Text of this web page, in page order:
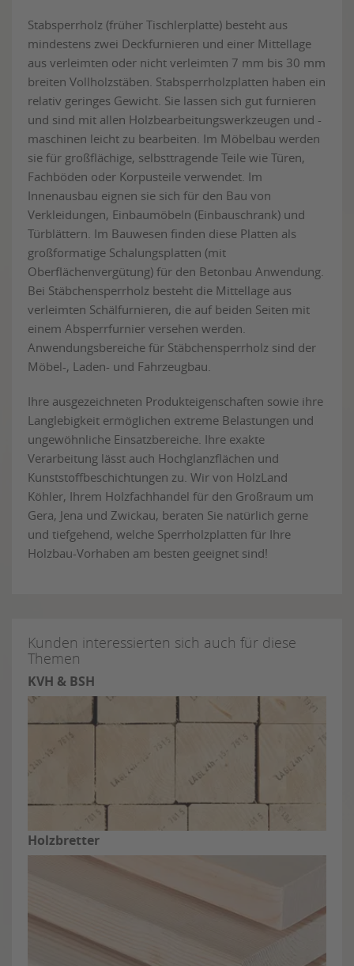
Stabsperrholz (früher Tischlerplatte) besteht aus
mindestens zwei Deckfurnieren und einer Mittellage
aus verleimten oder nicht verleimten 7 mm bis 30 mm
breiten Vollholzstäben. Stabsperrholzplatten haben ein
relativ geringes Gewicht. Sie lassen sich gut furnieren
und sind mit allen Holzbearbeitungswerkzeugen und -
maschinen leicht zu bearbeiten. Im Möbelbau werden
sie für großflächige, selbsttragende Teile wie Türen,
Fachböden oder Korpusteile verwendet. Im
Innenausbau eignen sie sich für den Bau von
Verkleidungen, Einbaumöbeln (Einbauschrank) und
Türblättern. Im Bauwesen finden diese Platten als
großformatige Schalungsplatten (mit
Oberflächenvergütung) für den Betonbau Anwendung.
Bei Stäbchensperrholz besteht die Mittellage aus
verleimten Schälfurnieren, die auf beiden Seiten mit
einem Absperrfurnier versehen werden.
Anwendungsbereiche für Stäbchensperrholz sind der
Möbel-, Laden- und Fahrzeugbau.
Ihre ausgezeichneten Produkteigenschaften sowie ihre
Langlebigkeit ermöglichen extreme Belastungen und
ungewöhnliche Einsatzbereiche. Ihre exakte
Verarbeitung lässt auch Hochglanzflächen und
Kunststoffbeschichtungen zu. Wir von HolzLand
Köhler, Ihrem Holzfachhandel für den Großraum um
Gera, Jena und Zwickau, beraten Sie natürlich gerne
und tiefgehend, welche Sperrholzplatten für Ihre
Holzbau-Vorhaben am besten geeignet sind!
Kunden interessierten sich auch für diese
Themen
KVH & BSH
Holzbretter